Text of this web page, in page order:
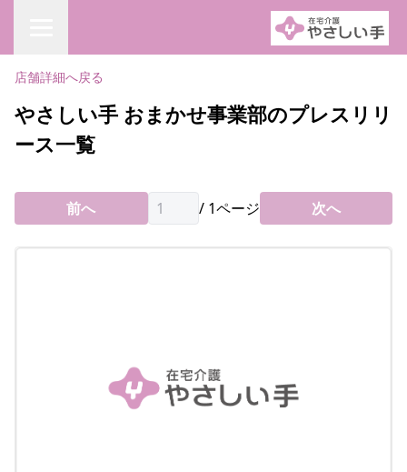
店舗詳細へ戻る
やさしい手 おまかせ事業部のプレスリリ
ース一覧
前へ / 1ページ 次へ